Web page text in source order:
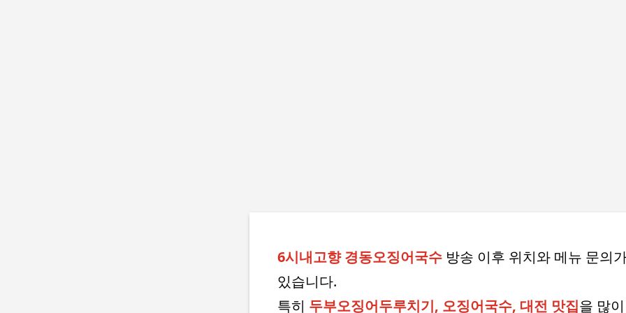
6시내고향 경동오징어국수 방송 이후 위치와 메뉴 문의
있습니다.
특히 두부오징어두루치기, 오징어국수, 대전 맛집을 많